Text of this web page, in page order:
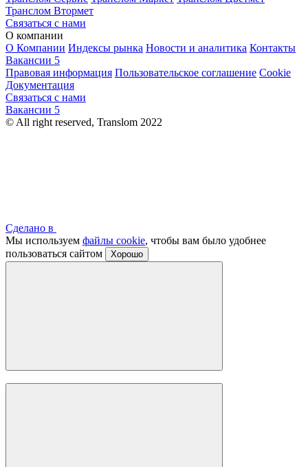
Транслом Втормет
Связаться с нами
О компании
О Компании Индексы рынка Новости и аналитика Контакты
Вакансии 5
Правовая информация Пользовательское соглашение Cookie
Документация
Связаться с нами
Вакансии 5
© All right reserved, Translom 2022
Сделано в
Мы используем файлы cookie, чтобы вам было удобнее
пользоваться сайтом
Хорошо